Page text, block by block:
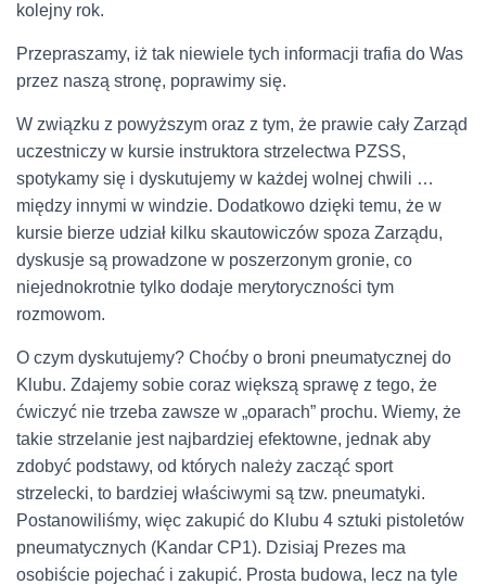
kolejny rok.
Przepraszamy, iż tak niewiele tych informacji trafia do Was
przez naszą stronę, poprawimy się.
W związku z powyższym oraz z tym, że prawie cały Zarząd
uczestniczy w kursie instruktora strzelectwa PZSS,
spotykamy się i dyskutujemy w każdej wolnej chwili …
między innymi w windzie. Dodatkowo dzięki temu, że w
kursie bierze udział kilku skautowiczów spoza Zarządu,
dyskusje są prowadzone w poszerzonym gronie, co
niejednokrotnie tylko dodaje merytoryczności tym
rozmowom.
O czym dyskutujemy? Choćby o broni pneumatycznej do
Klubu. Zdajemy sobie coraz większą sprawę z tego, że
ćwiczyć nie trzeba zawsze w „oparach” prochu. Wiemy, że
takie strzelanie jest najbardziej efektowne, jednak aby
zdobyć podstawy, od których należy zacząć sport
strzelecki, to bardziej właściwymi są tzw. pneumatyki.
Postanowiliśmy, więc zakupić do Klubu 4 sztuki pistoletów
pneumatycznych (Kandar CP1). Dzisiaj Prezes ma
osobiście pojechać i zakupić. Prosta budowa, lecz na tyle